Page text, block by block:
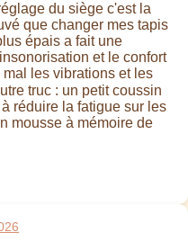
du siège c'est la
que changer mes tapis
épais a fait une
et le confort
les vibrations et les
truc : un petit coussin
réduire la fatigue sur les
mousse à mémoire de